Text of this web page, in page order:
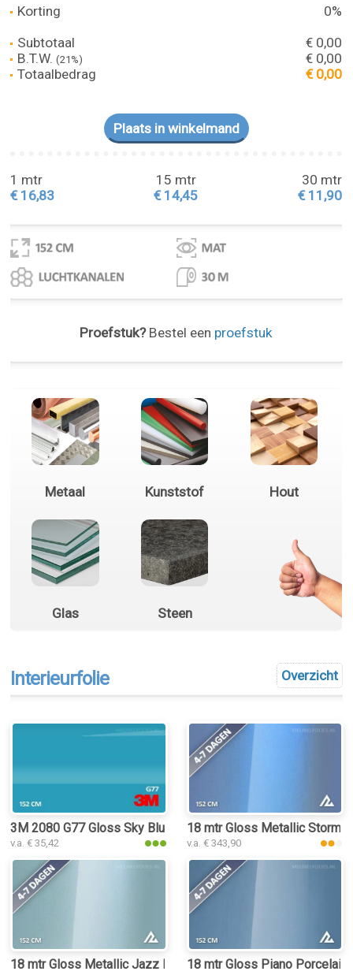
Korting
0%
Subtotaal
€ 0,00
B.T.W.(21%)
€ 0,00
Totaalbedrag
€ 0,00
1 mtr
€ 16,83
15 mtr
€ 14,45
30 mtr
€ 11,90
Proefstuk?Bestel een proefstuk
Metaal Kunststof Hout
Glas Steen
Overzicht
Interieurfolie
3M 2080 G77 Gloss Sky Blue interieurfolie
v.a. € 35,42
18 mtr Gloss Metallic Storm
v.a. € 343,90
18 mtr Gloss Metallic Jazz Blue 3027 interieurfolie
18 mtr Gloss Piano